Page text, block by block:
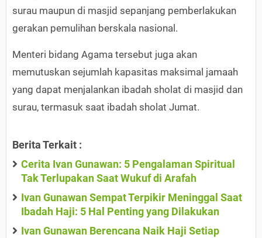
surau maupun di masjid sepanjang pemberlakukan
gerakan pemulihan berskala nasional.
Menteri bidang Agama tersebut juga akan
memutuskan sejumlah kapasitas maksimal jamaah
yang dapat menjalankan ibadah sholat di masjid dan
surau, termasuk saat ibadah sholat Jumat.
Berita Terkait :
Cerita Ivan Gunawan: 5 Pengalaman Spiritual
Tak Terlupakan Saat Wukuf di Arafah
Ivan Gunawan Sempat Terpikir Meninggal Saat
Ibadah Haji: 5 Hal Penting yang Dilakukan
Ivan Gunawan Berencana Naik Haji Setiap